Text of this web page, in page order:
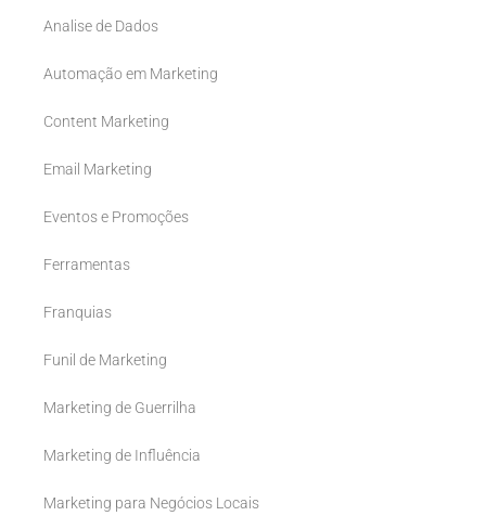
Analise de Dados
Automação em Marketing
Content Marketing
Email Marketing
Eventos e Promoções
Ferramentas
Franquias
Funil de Marketing
Marketing de Guerrilha
Marketing de Influência
Marketing para Negócios Locais